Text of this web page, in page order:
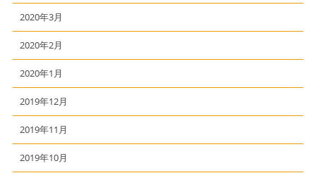
2020年3月
2020年2月
2020年1月
2019年12月
2019年11月
2019年10月